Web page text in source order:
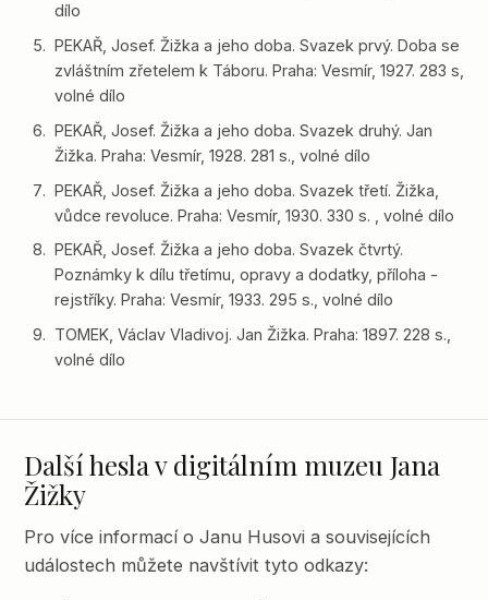
dílo
PEKAŘ, Josef. Žižka a jeho doba. Svazek prvý. Doba se
zvláštním zřetelem k Táboru. Praha: Vesmír, 1927. 283 s,
volné dílo
PEKAŘ, Josef. Žižka a jeho doba. Svazek druhý. Jan
Žižka. Praha: Vesmír, 1928. 281 s., volné dílo
PEKAŘ, Josef. Žižka a jeho doba. Svazek třetí. Žižka,
vůdce revoluce. Praha: Vesmír, 1930. 330 s. , volné dílo
PEKAŘ, Josef. Žižka a jeho doba. Svazek čtvrtý.
Poznámky k dílu třetímu, opravy a dodatky, příloha -
rejstříky. Praha: Vesmír, 1933. 295 s., volné dílo
TOMEK, Václav Vladivoj. Jan Žižka. Praha: 1897. 228 s.,
volné dílo
Další hesla v digitálním muzeu Jana
Žižky
Pro více informací o Janu Husovi a souvisejících
událostech můžete navštívit tyto odkazy: